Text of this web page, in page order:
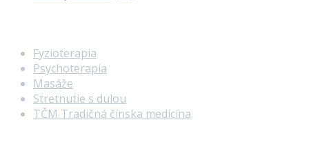
Fyzioterapia
Psychoterapia
Masáže
Stretnutie s dulou
TČM Tradičná čínska medicína